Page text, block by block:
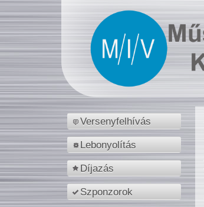
Versenyfelhívás
Lebonyolítás
Díjazás
Szponzorok